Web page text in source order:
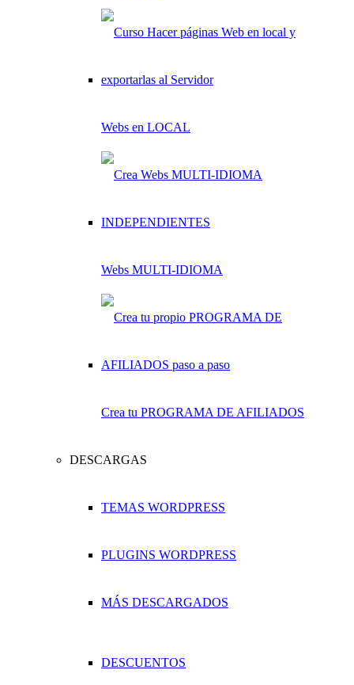
Webs en LOCAL
Webs MULTI-IDIOMA
Crea tu PROGRAMA DE AFILIADOS
DESCARGAS
TEMAS WORDPRESS
PLUGINS WORDPRESS
MÁS DESCARGADOS
DESCUENTOS